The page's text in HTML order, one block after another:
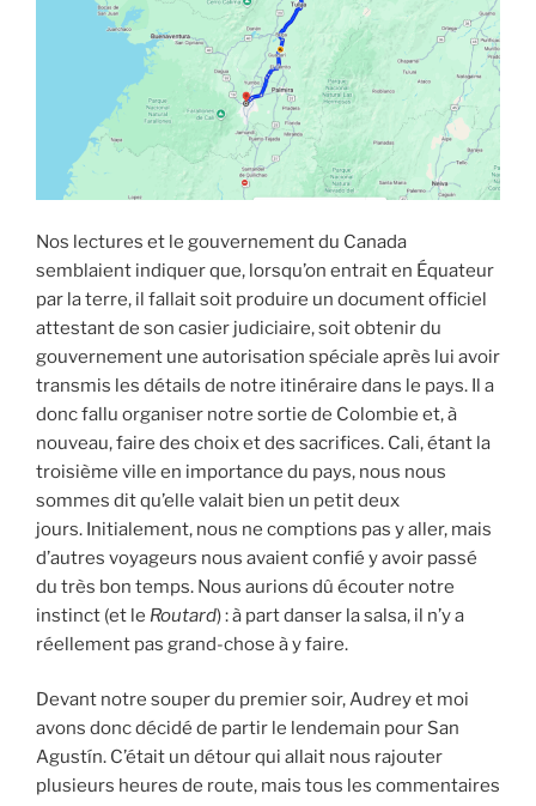
Nos lectures et le gouvernement du Canada
semblaient indiquer que, lorsqu’on entrait en Équateur
par la terre, il fallait soit produire un document officiel
attestant de son casier judiciaire, soit obtenir du
gouvernement une autorisation spéciale après lui avoir
transmis les détails de notre itinéraire dans le pays. Il a
donc fallu organiser notre sortie de Colombie et, à
nouveau, faire des choix et des sacrifices. Cali, étant la
troisième ville en importance du pays, nous nous
sommes dit qu’elle valait bien un petit deux
jours. Initialement, nous ne comptions pas y aller, mais
d’autres voyageurs nous avaient confié y avoir passé
du très bon temps. Nous aurions dû écouter notre
instinct (et le Routard) : à part danser la salsa, il n’y a
réellement pas grand-chose à y faire.
Devant notre souper du premier soir, Audrey et moi
avons donc décidé de partir le lendemain pour San
Agustín. C’était un détour qui allait nous rajouter
plusieurs heures de route, mais tous les commentaires